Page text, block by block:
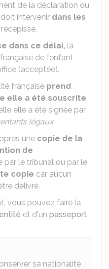
de la déclaration ou
intervenir dans les
dans ce délai, la
de l'enfant
(acceptée).
française prend
elle a été souscrite,
elle a été signée par
légaux.
une copie de la
de
par le tribunal ou par le
copie car aucun
délivré.
vous pouvez faire la
et d'un passeport
sa nationalité